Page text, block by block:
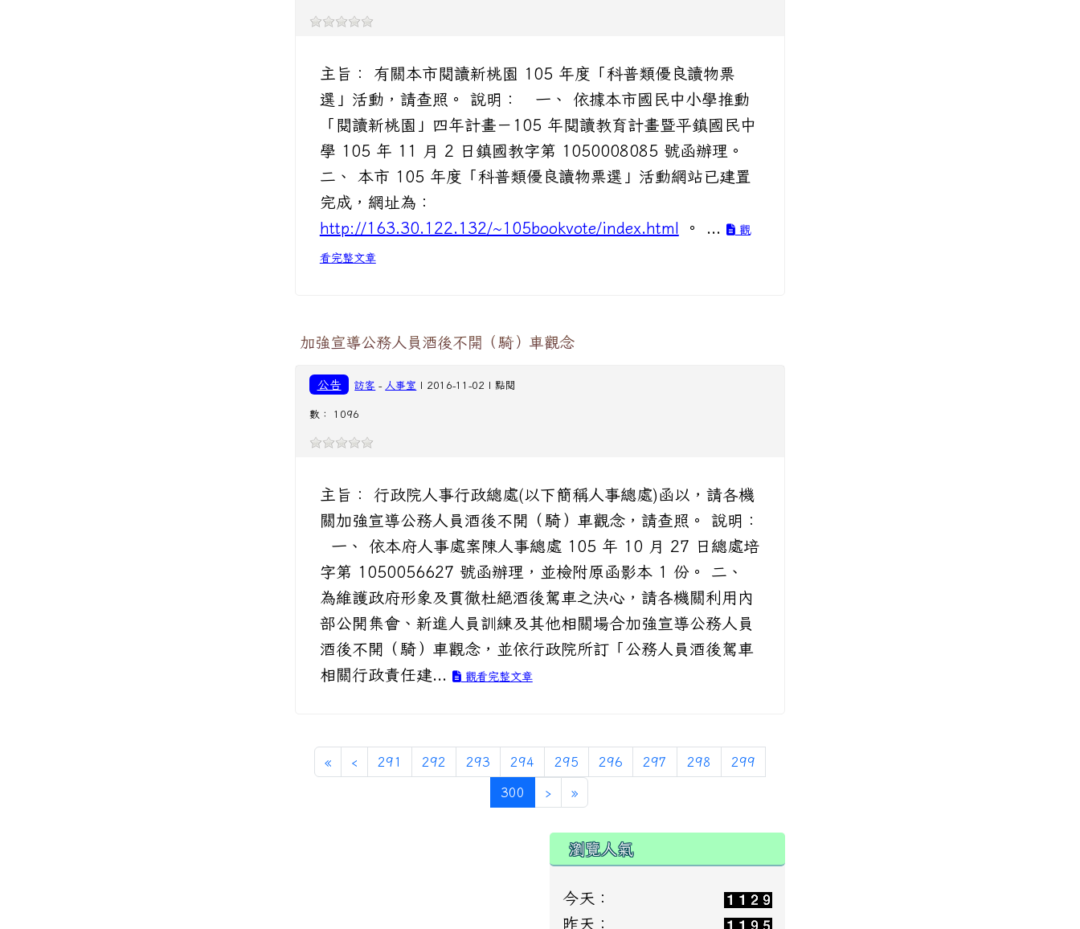
主旨： 有關本市閱讀新桃園 105 年度「科普類優良讀物票
選」活動，請查照。 說明： 一、 依據本市國民中小學推動
「閱讀新桃園」四年計畫－105 年閱讀教育計畫暨平鎮國民中
學 105 年 11 月 2 日鎮國教字第 1050008085 號函辦理。
二、 本市 105 年度「科普類優良讀物票選」活動網站已建置
完成，網址為：
http://163.30.122.132/~105bookvote/index.html 。 ... 觀
看完整文章
加強宣導公務人員酒後不開（騎）車觀念
公告 訪客 - 人事室 | 2016-11-02 | 點閱
數： 1096
主旨： 行政院人事行政總處(以下簡稱人事總處)函以，請各機
關加強宣導公務人員酒後不開（騎）車觀念，請查照。 說明：
一、 依本府人事處案陳人事總處 105 年 10 月 27 日總處培
字第 1050056627 號函辦理，並檢附原函影本 1 份。 二、
為維護政府形象及貫徹杜絕酒後駕車之決心，請各機關利用內
部公開集會、新進人員訓練及其他相關場合加強宣導公務人員
酒後不開（騎）車觀念，並依行政院所訂「公務人員酒後駕車
相關行政責任建...
觀看完整文章
« ‹ 291 292 293 294 295 296 297 298 299
300 (current)
› »
瀏覽人氣
今天：
昨天：